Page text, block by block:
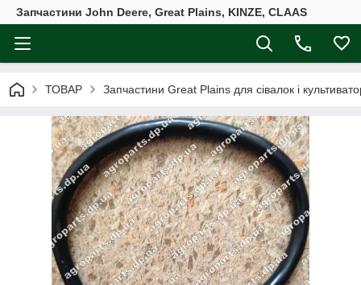
Запчастини John Deere, Great Plains, KINZE, CLAAS
ТОВАР Запчастини Great Plains для сівалок і